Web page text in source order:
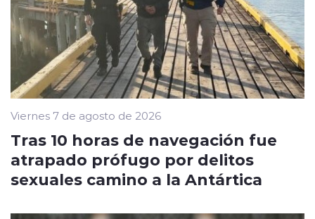
Viernes 7 de agosto de 2026
Tras 10 horas de navegación fue
atrapado prófugo por delitos
sexuales camino a la Antártica